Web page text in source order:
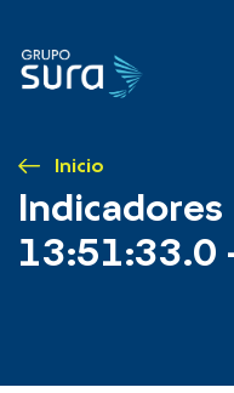
Inicio
13:51:33.0